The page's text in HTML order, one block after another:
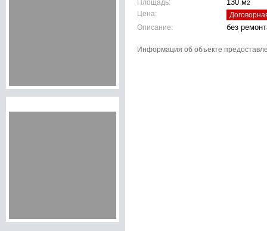
Площадь:
130 м2
Цена:
Описание:
без
Информация об объекте